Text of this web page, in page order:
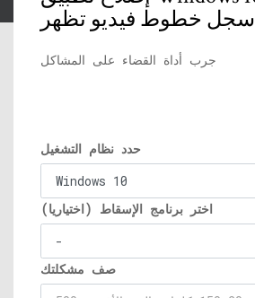
سجل خطوط فيديو تظهر
جرب أداة القضاء على المشاكل
حدد نظام التشغيل
اختر برنامج الإسقاط (اختياريا)
صف مشكلتك